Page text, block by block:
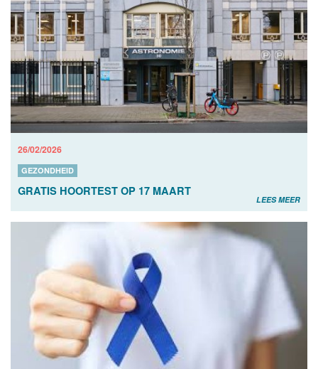
26/02/2026
GEZONDHEID
GRATIS HOORTEST OP 17 MAART
LEES MEER